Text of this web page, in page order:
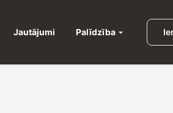
Jautājumi Palīdzība